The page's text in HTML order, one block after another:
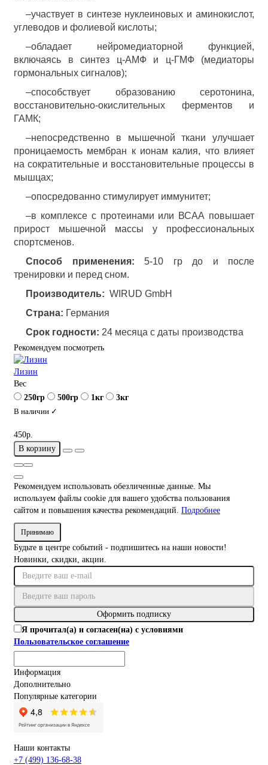
–участвует в синтезе нуклеиновых и аминокислот,
углеводов и фолиевой кислоты;
–обладает нейромедиаторной функцией,
включаясь в синтез ц-АМФ и ц-ГМФ (медиаторы
гормональных сигналов);
–способствует образованию серотонина,
восстановительно-окислительных ферментов и
ГАМК;
–непосредственно в мышечной ткани улучшает
проницаемость мембран к ионам калия, что влияет
на сократительные и восстановительные процессы в
мышцах;
–опосредованно стимулирует иммунитет;
–в комплексе с протеинами или ВСАА повышает
прирост мышечной массы у профессиональных
спортсменов.
Способ применения: 5-10 гр до и после
тренировки и перед сном.
Производитель: WIRUD GmbH
Страна: Германия
Срок годности: 24 месяца с даты производства
Рекомендуем посмотреть
Лизин
Вес
250гр
500гр 1кг 3кг
В наличии ✓
450р.
В корзину
Рекомендуем использовать обезличенные данные. Мы
используем файлы cookie для вашего удобства пользования
сайтом и повышения качества рекомендаций. Подробнее
Принимаю
Будьте в центре событий - подпишитесь на наши новости!
Новинки, скидки, акции.
Оформить подписку
Я прочитал(а) и согласен(на) с условиями
Пользовательское соглашение
Информация
Дополнительно
Популярные категории
Наши контакты
+7 (499) 136-68-38